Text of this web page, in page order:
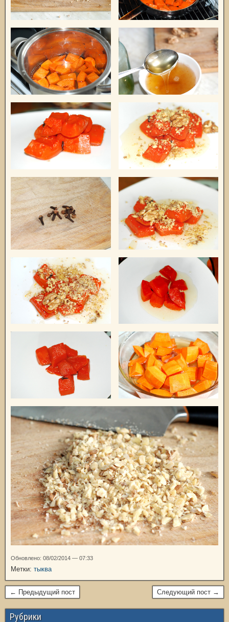
Обновлено: 08/02/2014 — 07:33
Метки: тыква
← Предыдущий пост Следующий пост →
Рубрики